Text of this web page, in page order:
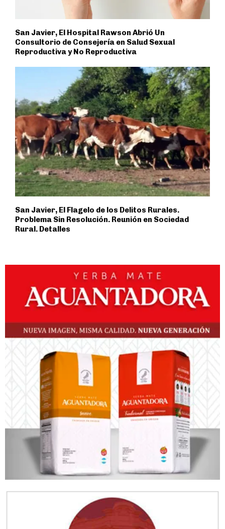
San Javier, El Hospital Rawson Abrió Un
Consultorio de Consejería en Salud Sexual
Reproductiva y No Reproductiva
San Javier, El Flagelo de los Delitos Rurales.
Problema Sin Resolución. Reunión en Sociedad
Rural. Detalles